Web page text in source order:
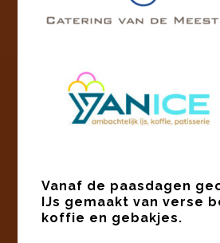
Vanaf de paasdagen
IJs gemaakt van verse
koffie en gebakjes.